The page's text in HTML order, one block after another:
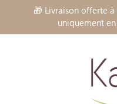
🎁 Livraison offerte
uniquement